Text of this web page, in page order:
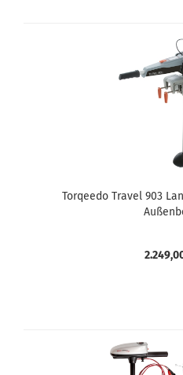
Torqeedo Travel 903